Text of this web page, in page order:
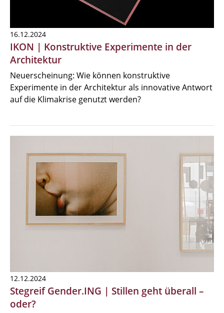
16.12.2024
IKON | Konstruktive Experimente in der
Architektur
Neuerscheinung: Wie können konstruktive
Experimente in der Architektur als innovative Antwort
auf die Klimakrise genutzt werden?
12.12.2024
Stegreif Gender.ING | Stillen geht überall –
oder?